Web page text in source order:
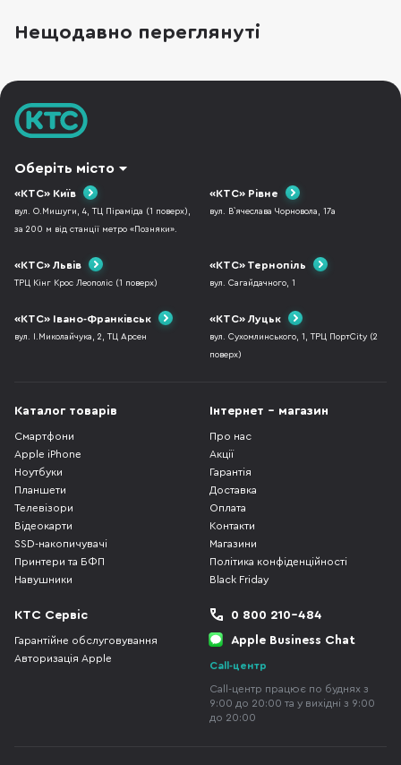
цьому матеріалі ми поговоримо про
Thunderbolt та USB-C. Хоча вони виглядають
Нещодавно переглянуті
Оберіть місто
«КТС» Київ
вул. О.Мишуги, 4, ТЦ Піраміда (1 поверх),
за 200 м від станції метро «Позняки».
«КТС» Рівне
вул. В`ячеслава Чорновола, 17а
«КТС» Львів
ТРЦ Кінг Крос Леополіс (1 поверх)
«КТС» Тернопіль
вул. Сагайдачного, 1
«КТС» Івано-Франківськ
вул. І.Миколайчука, 2, ТЦ Арсен
«КТС» Луцьк
вул. Сухомлинського, 1, ТРЦ ПортCity (2
поверх)
Каталог товарів
Смартфони
Apple iPhone
Ноутбуки
Планшети
Телевізори
Відеокарти
SSD-накопичувачі
Принтери та БФП
Навушники
Інтернет - магазин
Про нас
Акції
Гарантія
Доставка
Оплата
Контакти
Магазини
Політика конфіденційності
Black Friday
КТС Сервіс
Гарантійне обслуговування
Авторизація Apple
0 800 210-484
Apple Business Chat
Call-центр
Call-центр працює по буднях з
9:00 до 20:00 та у вихідні з 9:00
до 20:00